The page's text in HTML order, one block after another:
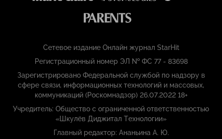
Сетевое издание Онлайн журнал StarHit
Регистрационный номер ЭЛ № ФС 77 - 83698
Зарегистрировано Федеральной службой по надзору в
сфере связи, информационных технологий и массовых,
коммуникаций (Роскомнадзор) 26.07.2022 18+
Учредитель: Общество с ограниченной ответственностью
«Шкулёв Диджитал Технологии»
Главный редактор: Ананьина А. Ю.